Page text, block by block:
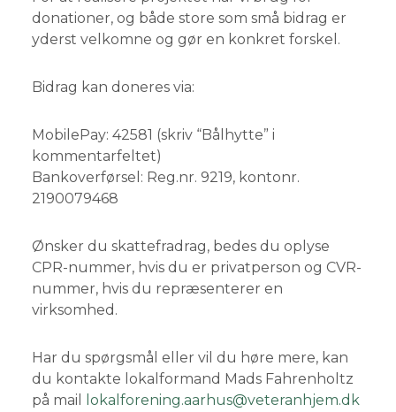
donationer, og både store som små bidrag er
yderst velkomne og gør en konkret forskel.
Bidrag kan doneres via:
MobilePay: 42581 (skriv “Bålhytte” i
kommentarfeltet)
Bankoverførsel: Reg.nr. 9219, kontonr.
2190079468
Ønsker du skattefradrag, bedes du oplyse
CPR-nummer, hvis du er privatperson og CVR-
nummer, hvis du repræsenterer en
virksomhed.
Har du spørgsmål eller vil du høre mere, kan
du kontakte lokalformand Mads Fahrenholtz
på mail
lokalforening.aarhus@veteranhjem.dk